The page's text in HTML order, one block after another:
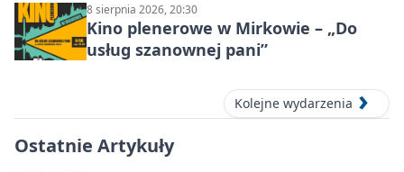
8 sierpnia 2026, 20:30
Kino plenerowe w Mirkowie – „Do
usług szanownej pani”
Kolejne wydarzenia
Ostatnie Artykuły